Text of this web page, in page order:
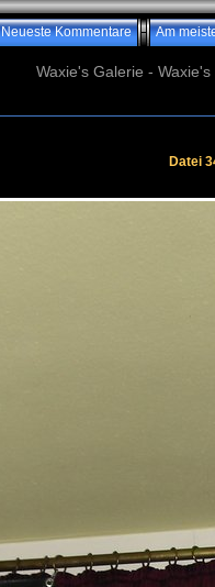
Neueste Kommentare Am
Waxie's Galerie -
Datei